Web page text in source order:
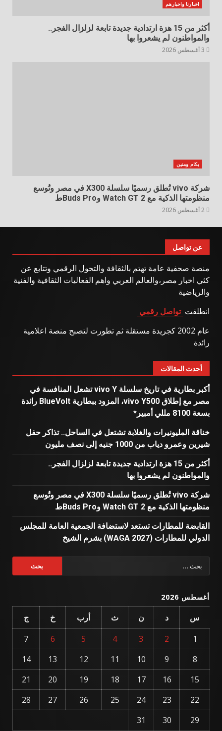
اخبارنا واخبارهم
أكثر من 15 هزة ارتدادية جديدة تابعة لزلزال الفجر..
والمواطنون لم يشعروا بها
بكام ومنين
شركة vivo تُطلق رسميًا سلسلة X300 في مصر وتُوسع
منظومتها الذكية مع Watch GT 2 وBuds Proط
عن تواصل
منصة صحفية عامة تهتم بالثقافة والتحول الرقمي وتتابع عن
كثي اخبار مصر،والعالم العربي واهم الفعاليات الثقافية والفنية
والرياضية
انطلقت تواصل رقمي
عام 2002 كجريدة مستقلة ثم تطورت لتصبح منصة اعلامية
رائدة
أحدث المقالات
أكبر بطارية في تاريخ سلسلة vivo Y تشعل المنافسة في
مصر مع إطلاق vivo Y500، المزود ببطارية BlueVolt رائدة
بسعة 8100 مللي أمبير*
خناقة المليونيرات والغلابة تشتعل في الساحل.. تذاكر حفل
شيرين وعمرو دياب من 1000 جنيه إلى نصف مليون
أكثر من 15 هزة ارتدادية جديدة تابعة لزلزال الفجر..
والمواطنون لم يشعروا بها
شركة vivo تُطلق رسميًا سلسلة X300 في مصر وتُوسع
منظومتها الذكية مع Watch GT 2 وBuds Proط
القابضة للمطارات تستعد لاستضافة الجمعية العامة للمجلس
الدولي للمطارات (WAGA 2027) بشرم الشيخ
البحث
عن:
أغسطس 2026
س د ن ث أرب خ
ج
1
2
3
4
5
6
7
8
9
10
11
12
13
14
15
16
17
18
19
20
21
22
23
24
25
26
27
28
29
30
31